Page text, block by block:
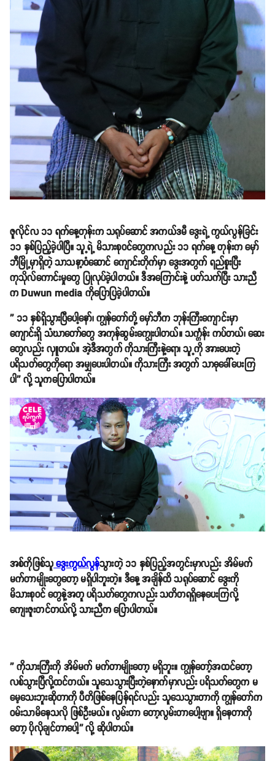
ဇူလိုင်လ ၁၁ ရက်နေ့တုန်းက သရုပ်ဆောင် အကယ်ဒမီ ဒွေးရဲ့ ကွယ်လွန်ခြင်း
၁၁ နှစ်ပြည့်ခဲ့ပါပြီ။ သူ့ရဲ့ မိသားစုဝင်တွေကလည်း ၁၁ ရက်နေ့ တုန်းက မှော်
ဘီမြို့မှာရှိတဲ့ သာသနာ့ဝံဆောင် ကျောင်းတိုက်မှာ ဒွေးအတွက် ရည်စူးပြီး
ကုသိုလ်ကောင်းမှုတွေ ပြုလုပ်ခဲ့ပါတယ်။ ဒီအကြောင်းနဲ့ ပတ်သက်ပြီး သားညီ
က Duwun media ကိုပြောပြခဲ့ပါတယ်။
'' ၁၁ နှစ်ရှိသွားပြီပေါ့နော်၊ ကျွန်တော်တို့ မှော်ဘီက ဘုန်းကြီးကျောင်းမှာ
ကျောင်းရှိ သံဃာတော်တွေ အကုန်ဆွမ်းကျွေးပါတယ်။ သင်္က္ကန်း ကပ်တယ်၊ ဆေး
တွေလည်း လှူတယ်။ အဲ့ဒီအတွက် ကိုသားကြီးနဲ့ရော၊ သူ့ကို အားပေးတဲ့
ပရိသတ်တွေကိုရော အမျှပေးပါတယ်။ ကိုသားကြီး အတွက် သာဓုခေါ်ပေးကြ
ပါ'' လို့ သူကပြောပါတယ်။
အစ်ကိုဖြစ်သူဒွေးကွယ်လွန်သွားတဲ့ ၁၁ နှစ်ပြည့်အတွင်းမှာလည်း အိမ်မက်
မက်တာမျိုးတွေတော့ မရှိပါဘူးတဲ့။ ဒီနေ့ အချိန်ထိ သရုပ်ဆောင် ဒွေးကို
မိသားစုဝင် တွေနဲ့အတူ ပရိသတ်တွေကလည်း သတိတရရှိနေပေးကြလို့
ကျေးဇူးတင်တယ်လို့ သားညီက ပြောပါတယ်။
'' ကိုသားကြီးကို အိမ်မက် မက်တာမျိုးတော့ မရှိဘူး။ ကျွန်တော့်အထင်တော့
လစ်သွားပြီလို့ထင်တယ်။ သူသေသွားပြီးတဲ့နောက်မှာလည်း ပရိသတ်တွေက မ
မေ့သေးဘူးဆိုတာကို ပီတိဖြစ်နေပြန်ရင်လည်း သူသေသွားတာကို ကျွန်တော်က
ဝမ်းသာမိနေသလို ဖြစ်ဦးမယ်။ လွမ်းတာ တော့လွမ်းတာပေါ့ဗျာ။ ရှိနေတာကို
တော့ ပိုလိုချင်တာပေါ့'' လို့ ဆိုပါတယ်။